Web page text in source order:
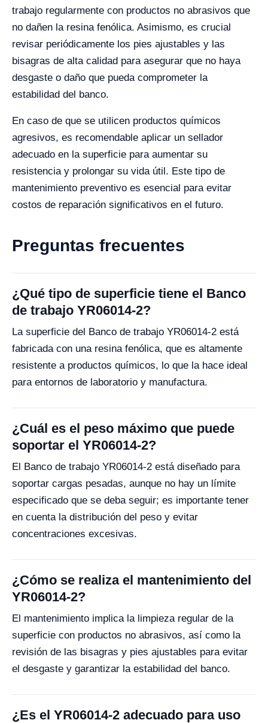
trabajo regularmente con productos no abrasivos que
no dañen la resina fenólica. Asimismo, es crucial
revisar periódicamente los pies ajustables y las
bisagras de alta calidad para asegurar que no haya
desgaste o daño que pueda comprometer la
estabilidad del banco.
En caso de que se utilicen productos químicos
agresivos, es recomendable aplicar un sellador
adecuado en la superficie para aumentar su
resistencia y prolongar su vida útil. Este tipo de
mantenimiento preventivo es esencial para evitar
costos de reparación significativos en el futuro.
Preguntas frecuentes
¿Qué tipo de superficie tiene el Banco
de trabajo YR06014-2?
La superficie del Banco de trabajo YR06014-2 está
fabricada con una resina fenólica, que es altamente
resistente a productos químicos, lo que la hace ideal
para entornos de laboratorio y manufactura.
¿Cuál es el peso máximo que puede
soportar el YR06014-2?
El Banco de trabajo YR06014-2 está diseñado para
soportar cargas pesadas, aunque no hay un límite
especificado que se deba seguir; es importante tener
en cuenta la distribución del peso y evitar
concentraciones excesivas.
¿Cómo se realiza el mantenimiento del
YR06014-2?
El mantenimiento implica la limpieza regular de la
superficie con productos no abrasivos, así como la
revisión de las bisagras y pies ajustables para evitar
el desgaste y garantizar la estabilidad del banco.
¿Es el YR06014-2 adecuado para uso